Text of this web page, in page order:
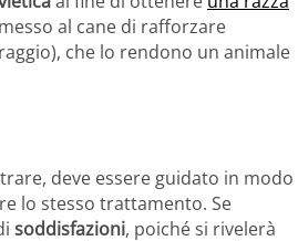
al cane di rafforzare
che lo rendono un animale
deve essere guidato in modo
lo stesso trattamento. Se
soddisfazioni, poiché si rivelerà